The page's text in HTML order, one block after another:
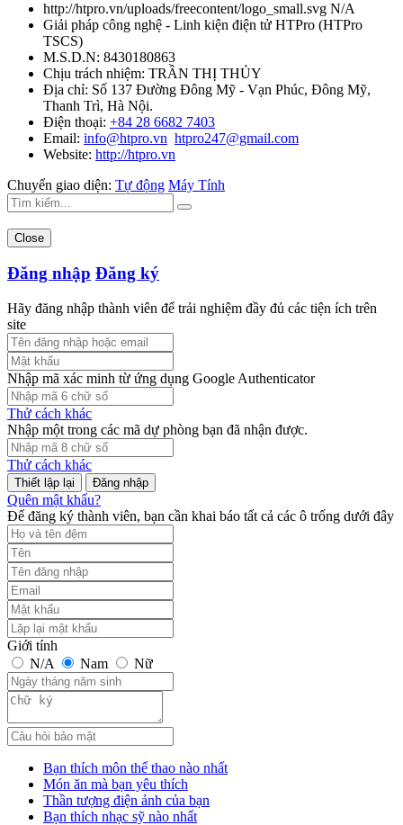
http://htpro.vn/uploads/freecontent/logo_small.svg N/A
Giải pháp công nghệ - Linh kiện điện tử HTPro (HTPro
TSCS)
M.S.D.N: 8430180863
Chịu trách nhiệm: TRẦN THỊ THỦY
Địa chỉ: Số 137 Đường Đông Mỹ - Vạn Phúc, Đông Mỹ,
Thanh Trì, Hà Nội.
Điện thoại: +84 28 6682 7403
Email: info@htpro.vn htpro247@gmail.com
Website: http://htpro.vn
Chuyển giao diện: Tự động Máy Tính
Close
Đăng nhập Đăng ký
Hãy đăng nhập thành viên để trải nghiệm đầy đủ các tiện ích trên
site
Nhập mã xác minh từ ứng dụng Google Authenticator
Thử cách khác
Nhập một trong các mã dự phòng bạn đã nhận được.
Thử cách khác
Đăng nhập
Quên mật khẩu?
Để đăng ký thành viên, bạn cần khai báo tất cả các ô trống dưới đây
Giới tính
N/A
Nam Nữ
Bạn thích môn thể thao nào nhất
Món ăn mà bạn yêu thích
Thần tượng điện ảnh của bạn
Bạn thích nhạc sỹ nào nhất